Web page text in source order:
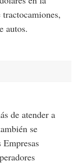
autos.
de atender a
se
Empresas